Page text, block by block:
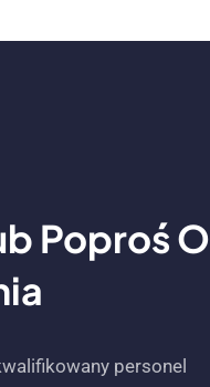
Poproś O
personel